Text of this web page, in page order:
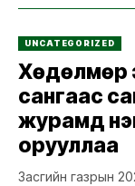
UNCATEGORIZED
Хөдөлмөр
сангаас
журамд
орууллаа
Засгийн газрын